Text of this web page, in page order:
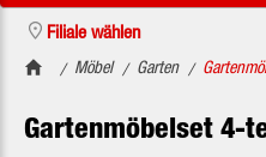
Filiale wählen
/ Möbel / Garten /
Gartenmöbelset 4-